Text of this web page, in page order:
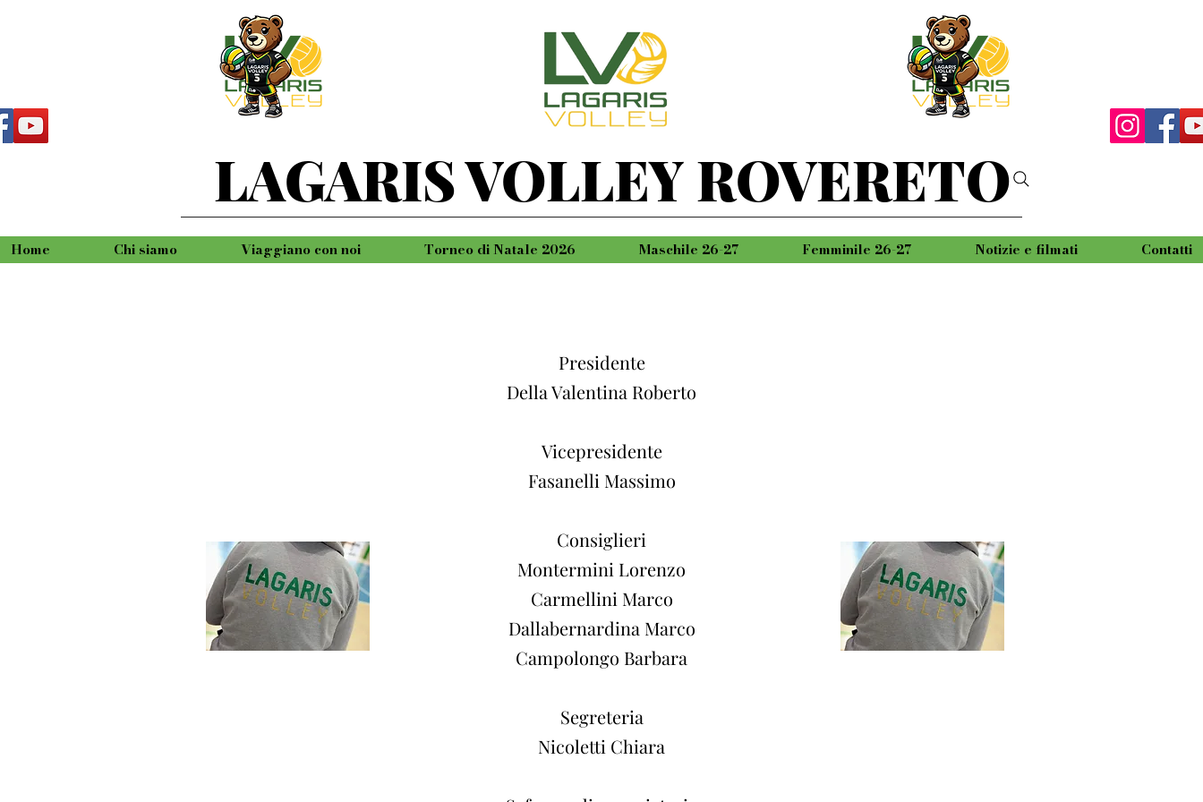
LAGARIS VOLLEY ROVERETO
Home Chi siamo Viaggiano con noi Torneo di Natale 2026 Maschile 26-27 Femminile 26-27 Notizie e filmati Contatti
Presidente
Della Valentina Roberto
Vicepresidente
Fasanelli Massimo
Consiglieri
Montermini Lorenzo
Carmellini Marco
Dallabernardina Marco
Campolongo Barbara
Segreteria
Nicoletti Chiara